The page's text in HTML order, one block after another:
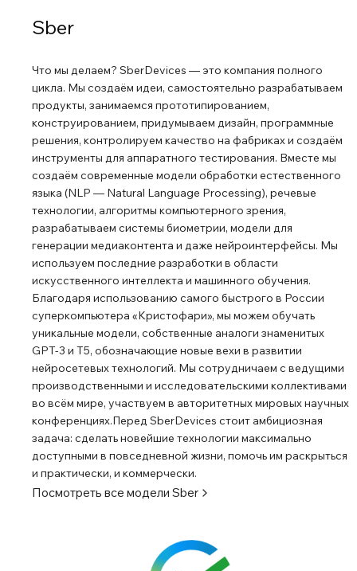
SberDevices.Все данные хранятся на отечественных
серверах, а работа сервисов не зависит от
Sber
Что мы делаем? SberDevices — это компания полного
цикла. Мы создаём идеи, самостоятельно разрабатываем
продукты, занимаемся прототипированием,
конструированием, придумываем дизайн, программные
решения, контролируем качество на фабриках и создаём
инструменты для аппаратного тестирования. Вместе мы
создаём современные модели обработки естественного
языка (NLP — Natural Language Processing), речевые
технологии, алгоритмы компьютерного зрения,
разрабатываем системы биометрии, модели для
генерации медиаконтента и даже нейроинтерфейсы. Мы
используем последние разработки в области
искусственного интеллекта и машинного обучения.
Благодаря использованию самого быстрого в России
суперкомпьютера «Кристофари», мы можем обучать
уникальные модели, собственные аналоги знаменитых
GPT-3 и T5, обозначающие новые вехи в развитии
нейросетевых технологий. Мы сотрудничаем с ведущими
производственными и исследовательскими коллективами
во всём мире, участвуем в авторитетных мировых научных
конференциях.Перед SberDevices стоит амбициозная
задача: сделать новейшие технологии максимально
доступными в повседневной жизни, помочь им раскрыться
и практически, и коммерчески.
Посмотреть все модели Sber